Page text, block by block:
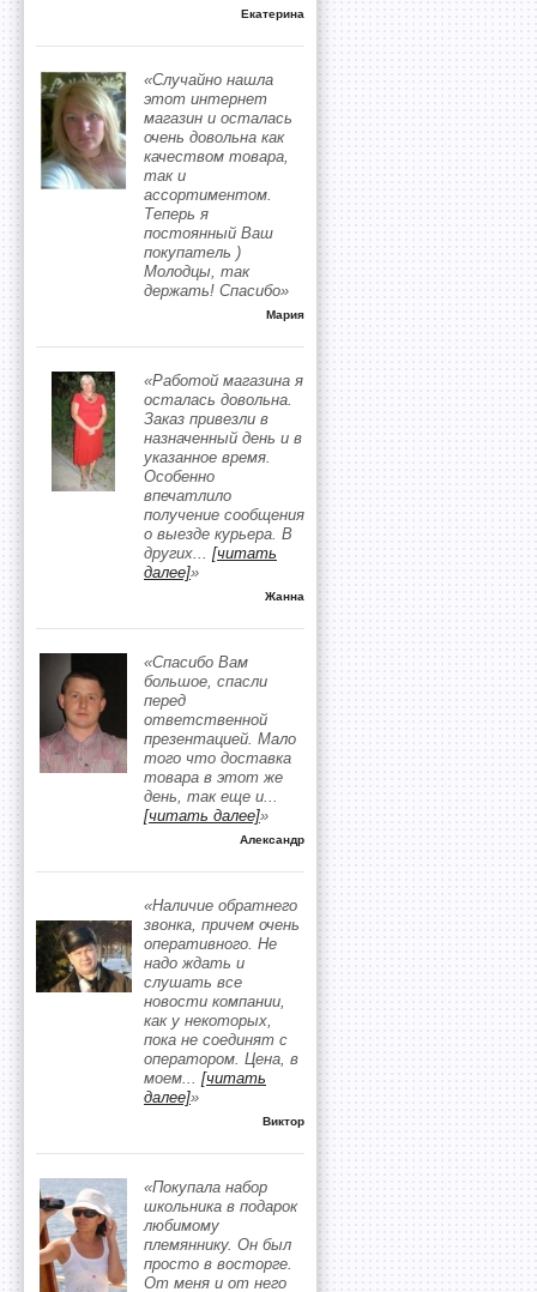
Екатерина
«Случайно нашла
этот интернет
магазин и осталась
очень довольна как
качеством товара,
так и
ассортиментом.
Теперь я
постоянный Ваш
покупатель )
Молодцы, так
держать! Спасибо»
Мария
«Работой магазина я
осталась довольна.
Заказ привезли в
назначенный день и в
указанное время.
Особенно
впечатлило
получение сообщения
о выезде курьера. В
других... [читать
далее]»
Жанна
«Спасибо Вам
большое, спасли
перед
ответственной
презентацией. Мало
того что доставка
товара в этот же
день, так еще и...
[читать далее]»
Александр
«Наличие обратнего
звонка, причем очень
оперативного. Не
надо ждать и
слушать все
новости компании,
как у некоторых,
пока не соединят с
оператором. Цена, в
моем... [читать
далее]»
Виктор
«Покупала набор
школьника в подарок
любимому
племяннику. Он был
просто в восторге.
От меня и от него